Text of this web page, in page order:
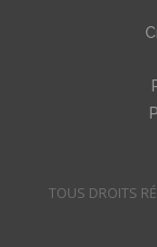
TOUS DROITS